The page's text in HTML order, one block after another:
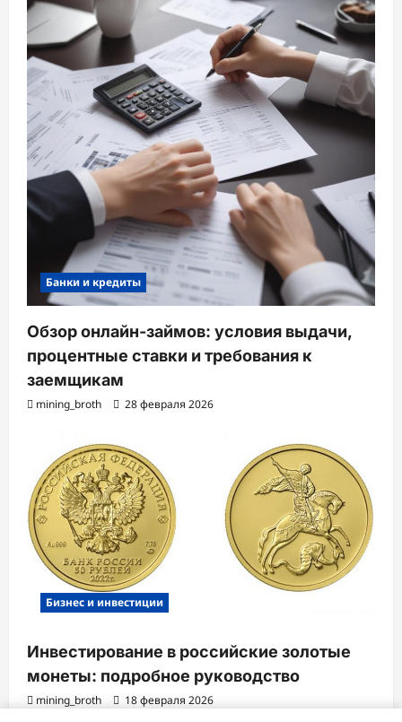
Банки и кредиты
Обзор онлайн-займов: условия выдачи,
процентные ставки и требования к
заемщикам
mining_broth 28 февраля 2026
Бизнес и инвестиции
Инвестирование в российские золотые
монеты: подробное руководство
mining_broth 18 февраля 2026